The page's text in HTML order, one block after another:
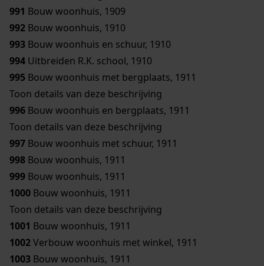
991 Bouw woonhuis, 1909
992 Bouw woonhuis, 1910
993 Bouw woonhuis en schuur, 1910
994 Uitbreiden R.K. school, 1910
995 Bouw woonhuis met bergplaats, 1911
Toon details van deze beschrijving
996 Bouw woonhuis en bergplaats, 1911
Toon details van deze beschrijving
997 Bouw woonhuis met schuur, 1911
998 Bouw woonhuis, 1911
999 Bouw woonhuis, 1911
1000 Bouw woonhuis, 1911
Toon details van deze beschrijving
1001 Bouw woonhuis, 1911
1002Verbouw woonhuis met winkel, 1911
1003 Bouw woonhuis, 1911